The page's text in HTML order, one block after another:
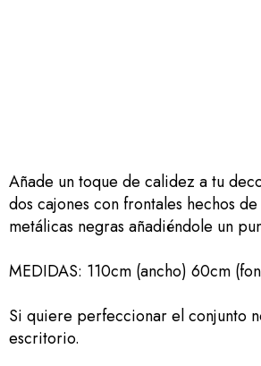
Añade un toque de calidez a tu
dos cajones con frontales hechos
metálicas negras añadiéndole un
MEDIDAS: 110cm (ancho) 60cm
Si quiere perfeccionar el conjunto
escritorio.